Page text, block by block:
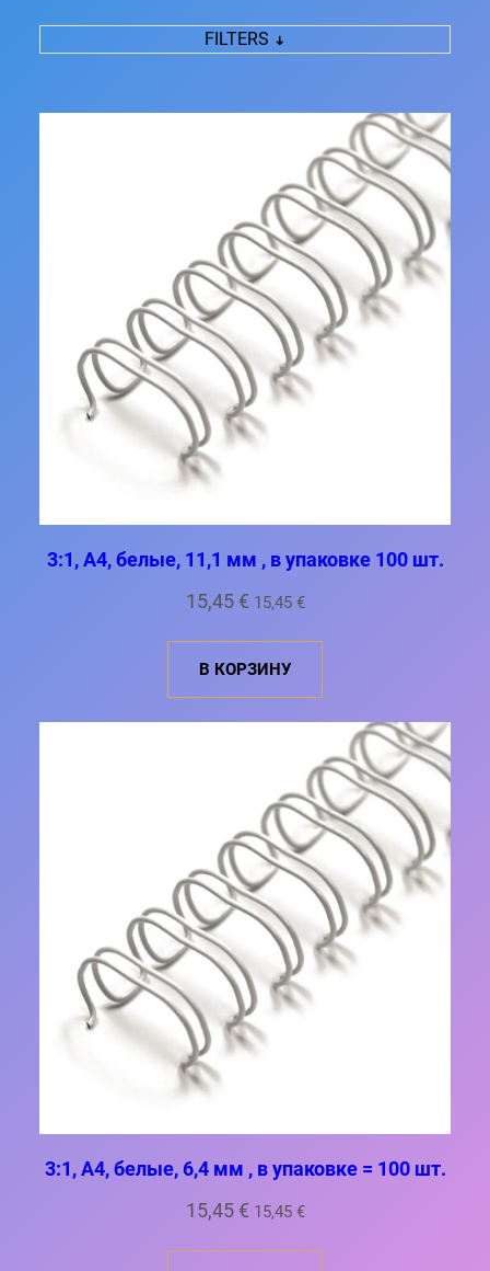
3:1, A4, белые, 11,1 мм , в упаковке 100 шт.
15,45€ 15,45 €
В КОРЗИНУ
3:1, A4, белые, 6,4 мм , в упаковке = 100 шт.
15,45€ 15,45 €
FILTERS